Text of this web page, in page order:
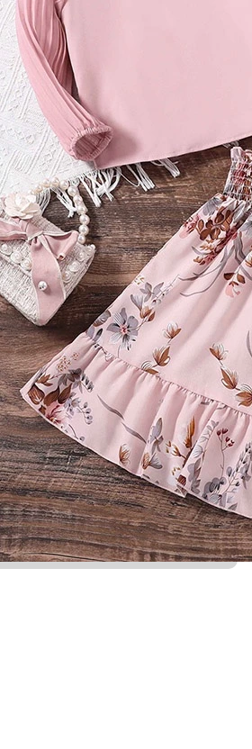
Nuh Daffa
Nama dalam
Nama nabi, selesa, mudah;
fasih dan jelas
Nama 'Nuh Daffa Elhan'